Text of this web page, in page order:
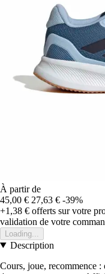
À partir de
45,00 € 27,63 € -39%
+1,38 € offerts sur votre
validation de votre
Loading...
Description
Cours, joue, recommence